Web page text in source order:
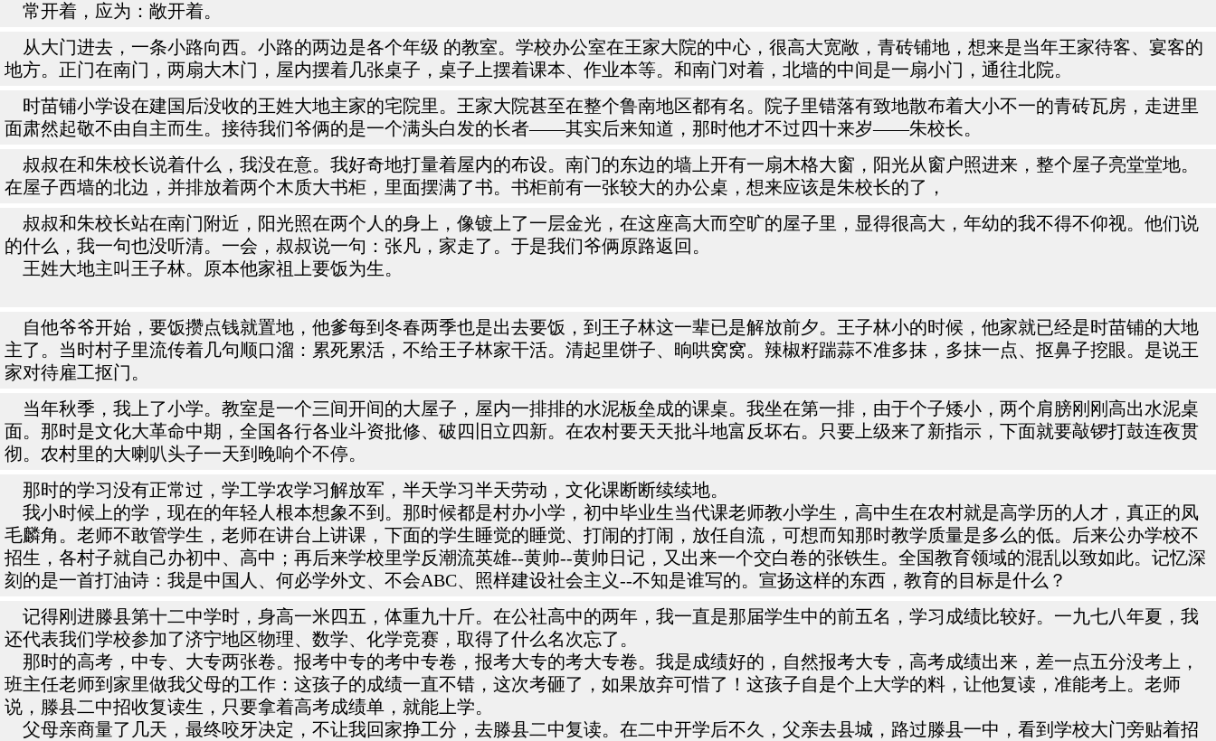
常开着，应为：敞开着。
从大门进去，一条小路向西。小路的两边是各个年级 的教室。学校办公室在王家大院的中心，很高大宽敞，青砖铺地，想来是当年王家待客、宴客的
地方。正门在南门，两扇大木门，屋内摆着几张桌子，桌子上摆着课本、作业本等。和南门对着，北墙的中间是一扇小门，通往北院。
时苗铺小学设在建国后没收的王姓大地主家的宅院里。王家大院甚至在整个鲁南地区都有名。院子里错落有致地散布着大小不一的青砖瓦房，走进里
面肃然起敬不由自主而生。接待我们爷俩的是一个满头白发的长者——其实后来知道，那时他才不过四十来岁——朱校长。
叔叔在和朱校长说着什么，我没在意。我好奇地打量着屋内的布设。南门的东边的墙上开有一扇木格大窗，阳光从窗户照进来，整个屋子亮堂堂地。
在屋子西墙的北边，并排放着两个木质大书柜，里面摆满了书。书柜前有一张较大的办公桌，想来应该是朱校长的了，
叔叔和朱校长站在南门附近，阳光照在两个人的身上，像镀上了一层金光，在这座高大而空旷的屋子里，显得很高大，年幼的我不得不仰视。他们说
的什么，我一句也没听清。一会，叔叔说一句：张凡，家走了。于是我们爷俩原路返回。
王姓大地主叫王子林。原本他家祖上要饭为生。
自他爷爷开始，要饭攒点钱就置地，他爹每到冬春两季也是出去要饭，到王子林这一辈已是解放前夕。王子林小的时候，他家就已经是时苗铺的大地
主了。当时村子里流传着几句顺口溜：累死累活，不给王子林家干活。清起里饼子、晌哄窝窝。辣椒籽踹蒜不准多抹，多抹一点、抠鼻子挖眼。是说王
家对待雇工抠门。
当年秋季，我上了小学。教室是一个三间开间的大屋子，屋内一排排的水泥板垒成的课桌。我坐在第一排，由于个子矮小，两个肩膀刚刚高出水泥桌
面。那时是文化大革命中期，全国各行各业斗资批修、破四旧立四新。在农村要天天批斗地富反坏右。只要上级来了新指示，下面就要敲锣打鼓连夜贯
彻。农村里的大喇叭头子一天到晚响个不停。
那时的学习没有正常过，学工学农学习解放军，半天学习半天劳动，文化课断断续续地。
我小时候上的学，现在的年轻人根本想象不到。那时候都是村办小学，初中毕业生当代课老师教小学生，高中生在农村就是高学历的人才，真正的凤
毛麟角。老师不敢管学生，老师在讲台上讲课，下面的学生睡觉的睡觉、打闹的打闹，放任自流，可想而知那时教学质量是多么的低。后来公办学校不
招生，各村子就自己办初中、高中；再后来学校里学反潮流英雄--黄帅--黄帅日记，又出来一个交白卷的张铁生。全国教育领域的混乱以致如此。记忆深
刻的是一首打油诗：我是中国人、何必学外文、不会ABC、照样建设社会主义--不知是谁写的。宣扬这样的东西，教育的目标是什么？
记得刚进滕县第十二中学时，身高一米四五，体重九十斤。在公社高中的两年，我一直是那届学生中的前五名，学习成绩比较好。一九七八年夏，我
还代表我们学校参加了济宁地区物理、数学、化学竞赛，取得了什么名次忘了。
那时的高考，中专、大专两张卷。报考中专的考中专卷，报考大专的考大专卷。我是成绩好的，自然报考大专，高考成绩出来，差一点五分没考上，
班主任老师到家里做我父母的工作：这孩子的成绩一直不错，这次考砸了，如果放弃可惜了！这孩子自是个上大学的料，让他复读，准能考上。老师
说，滕县二中招收复读生，只要拿着高考成绩单，就能上学。
父母亲商量了几天，最终咬牙决定，不让我回家挣工分，去滕县二中复读。在二中开学后不久，父亲去县城，路过滕县一中，看到学校大门旁贴着招